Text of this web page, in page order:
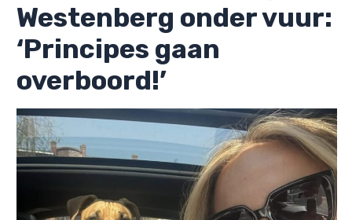
Westenberg onder vuur:
‘Principes gaan
overboord!’